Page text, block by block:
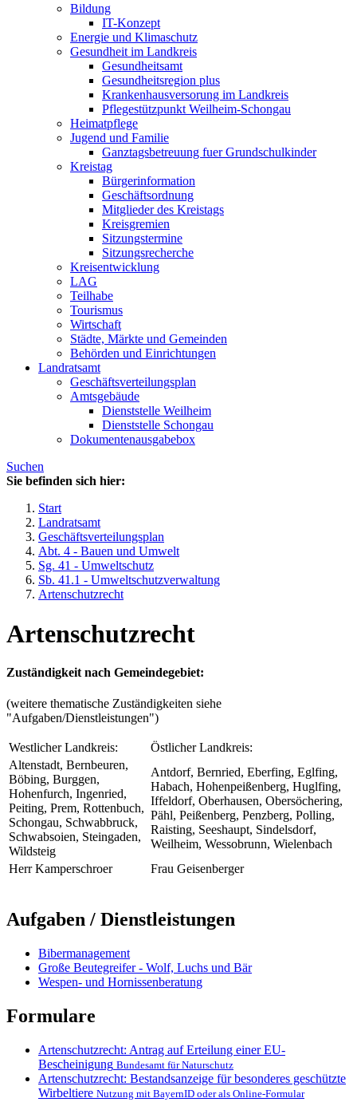
Bildung
IT-Konzept
Energie und Klimaschutz
Gesundheit im Landkreis
Gesundheitsamt
Gesundheitsregion plus
Krankenhausversorung im Landkreis
Pflegestützpunkt Weilheim-Schongau
Heimatpflege
Jugend und Familie
Ganztagsbetreuung fuer Grundschulkinder
Kreistag
Bürgerinformation
Geschäftsordnung
Mitglieder des Kreistags
Kreisgremien
Sitzungstermine
Sitzungsrecherche
Kreisentwicklung
LAG
Teilhabe
Tourismus
Wirtschaft
Städte, Märkte und Gemeinden
Behörden und Einrichtungen
Landratsamt
Geschäftsverteilungsplan
Amtsgebäude
Dienststelle Weilheim
Dienststelle Schongau
Dokumentenausgabebox
Suchen
Sie befinden sich hier:
Start
Landratsamt
Geschäftsverteilungsplan
Abt. 4 - Bauen und Umwelt
Sg. 41 - Umweltschutz
Sb. 41.1 - Umweltschutzverwaltung
Artenschutzrecht
Artenschutzrecht
Zuständigkeit nach Gemeindegebiet:
(weitere thematische Zuständigkeiten siehe
"Aufgaben/Dienstleistungen")
Westlicher Landkreis:
Östlicher Landkreis:
Altenstadt, Bernbeuren,
Böbing, Burggen,
Hohenfurch, Ingenried,
Peiting, Prem, Rottenbuch,
Schongau, Schwabbruck,
Schwabsoien, Steingaden,
Wildsteig
Antdorf, Bernried, Eberfing, Eglfing,
Habach, Hohenpeißenberg, Huglfing,
Iffeldorf, Oberhausen, Obersöchering,
Pähl, Peißenberg, Penzberg, Polling,
Raisting, Seeshaupt, Sindelsdorf,
Weilheim, Wessobrunn, Wielenbach
Herr Kamperschroer
Frau Geisenberger
Aufgaben / Dienstleistungen
Bibermanagement
Große Beutegreifer - Wolf, Luchs und Bär
Wespen- und Hornissenberatung
Formulare
Artenschutzrecht: Antrag auf Erteilung einer EU-
Bescheinigung Bundesamt für Naturschutz
Artenschutzrecht: Bestandsanzeige für besonderes geschützte
Wirbeltiere Nutzung mit BayernID oder als Online-Formular